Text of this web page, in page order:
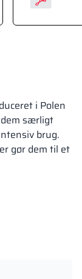
i Polen
særligt
brug.
gør dem til et